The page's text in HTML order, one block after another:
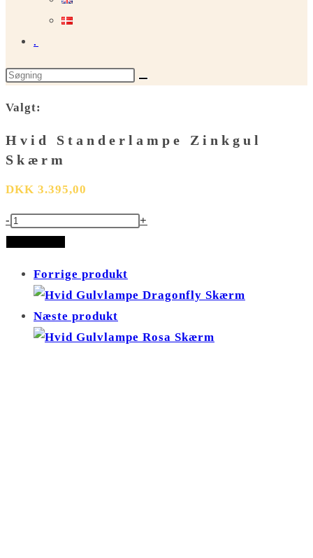
.
Search
website
Valgt:
Hvid Standerlampe Zinkgul
Skærm
DKK 3.395,00
Hvid
Standerlampe
Skærm
- +
Forrige produkt
Næste produkt